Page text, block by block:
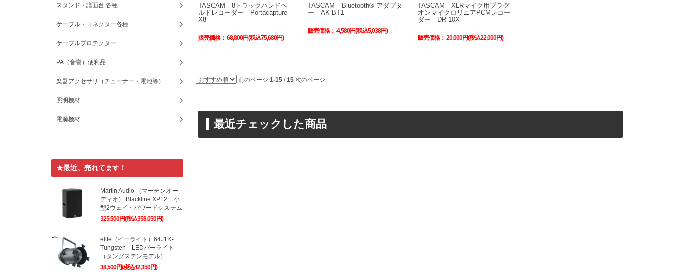
TASCAM 8トラックハンドヘ
ルドレコーダー Portacapture
X8
販売価格： 68,800円(税込75,680円)
TASCAM Bluetooth® アダプタ
ー AK-BT1
販売価格： 4,580円(税込5,038円)
TASCAM XLRマイク用プラグ
オンマイクロリニアPCMレコー
ダー DR-10X
販売価格：20,000円(税込22,000円)
前のページ 1-15 /15 次のページ
最近チェックした商品
スタンド・譜面台 各種
ケーブル・コネクター各種
ケーブルプロテクター
PA（音響）便利品
楽器アクセサリ（チューナー・電池等）
照明機材
電源機材
★最近、売れてます！
Martin Audio （マーチンオー
ディオ） Blackline XP12 小
型2ウェイ・パワードシステム
325,500円(税込358,050円)
elite（イーライト）64J1K-
Tungsten LEDパーライト
（タングステンモデル）
38,500円(税込42,350円)